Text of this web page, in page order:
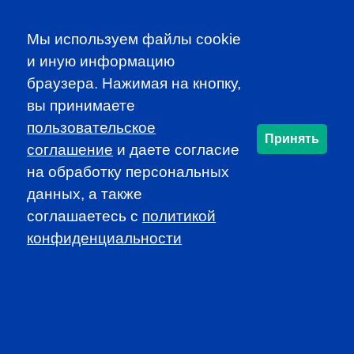
SUBSCRIBE TO OUR
NEWSLETTER
to be the first to know about all
CFA news, events an programms
Мы используем файлы cookie
и иную информацию
браузера. Нажимая на кнопку,
вы принимаете
пользовательское
соглашение и даете согласие
на обработку персональных
данных, а также
соглашаетесь c политикой
конфиденциальности
Принять